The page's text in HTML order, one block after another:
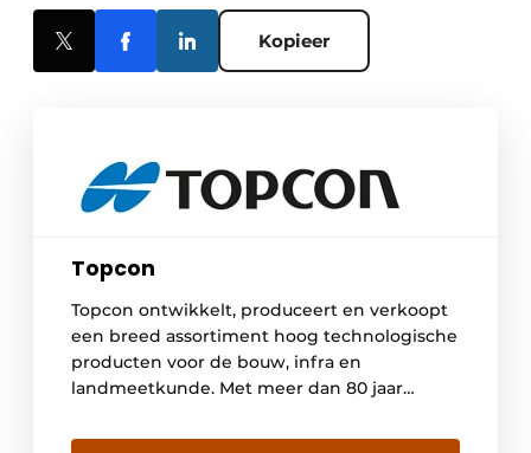
Kopieer
Topcon
Topcon ontwikkelt, produceert en verkoopt
een breed assortiment hoog technologische
producten voor de bouw, infra en
landmeetkunde. Met meer dan 80 jaar
de distributie van meetinstrumenten en